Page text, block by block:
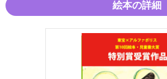
絵本の詳細